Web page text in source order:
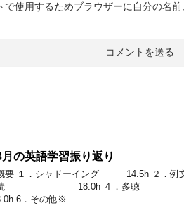
で使用するためブラウザーに自分の名
月の英語学習振り返り
要 １．シャドーイング 14.5h
18.0h ４．多
6．その他※ …